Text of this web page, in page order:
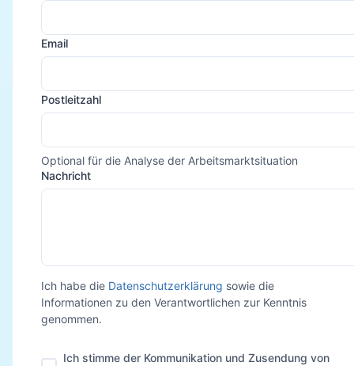
Email
Postleitzahl
Optional für die Analyse der Arbeitsmarktsituation
Nachricht
Ich habe die Datenschutzerklärung sowie die
Informationen zu den Verantwortlichen zur Kenntnis
genommen.
Ich stimme der Kommunikation und Zusendung von